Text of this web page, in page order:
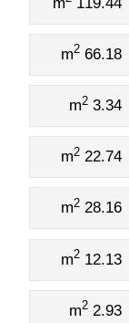
66.18 m
2
3.34 m
2
22.74 m
2
28.16 m
2
12.13 m
2
2.93 m
2